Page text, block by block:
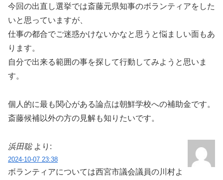
今回の出直し選挙では斎藤元県知事のボランティアをした
いと思っていますが、
仕事の都合でご迷惑かけないかなと思うと悩ましい面もあ
ります。
自分で出来る範囲の事を探して行動してみようと思いま
す。
個人的に最も関心がある論点は朝鮮学校への補助金です。
斎藤候補以外の方の見解も知りたいです。
浜田聡 より:
2024-10-07 23:38
ボランティアについては西宮市議会議員の川村よ